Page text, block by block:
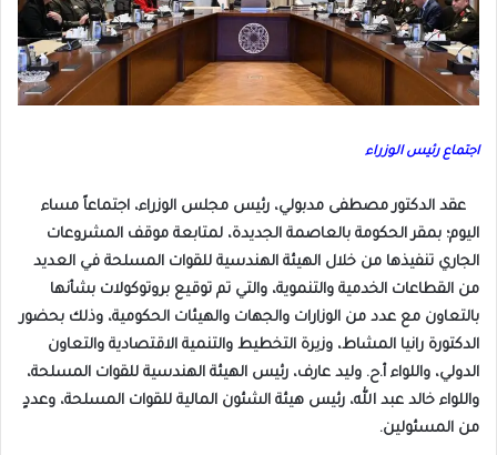
اجتماع رئيس الوزراء
عقد الدكتور مصطفى مدبولي، رئيس مجلس الوزراء، اجتماعاً مساء
اليوم؛ بمقر الحكومة بالعاصمة الجديدة، لمتابعة موقف المشروعات
الجاري تنفيذها من خلال الهيئة الهندسية للقوات المسلحة في العديد
من القطاعات الخدمية والتنموية، والتي تم توقيع بروتوكولات بشأنها
بالتعاون مع عدد من الوزارات والجهات والهيئات الحكومية، وذلك بحضور
الدكتورة رانيا المشاط، وزيرة التخطيط والتنمية الاقتصادية والتعاون
الدولي، واللواء أ.ح. وليد عارف، رئيس الهيئة الهندسية للقوات المسلحة،
واللواء خالد عبد الله، رئيس هيئة الشئون المالية للقوات المسلحة، وعددٍ
من المسئولين.